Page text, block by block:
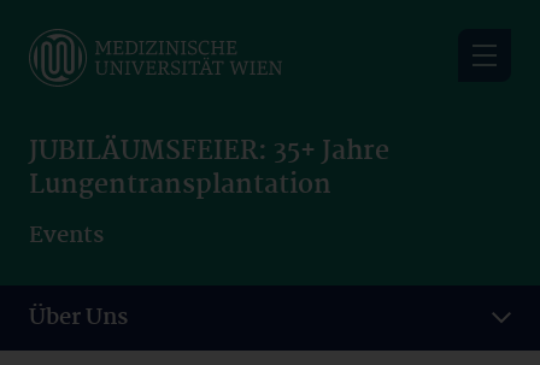
main
JUBILÄUMSFEIER: 35+ Jahre
Lungentransplantation
Events
Über Uns